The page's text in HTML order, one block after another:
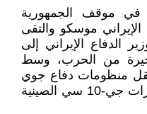
في موقف الجمهورية
الإيراني موسكو والتقى
الدفاع الإيراني إلى
من الحرب، وسط
منظومات دفاع جوي
وطائرات سو-35 الروسية وطائرات جي-10 سي الصينية